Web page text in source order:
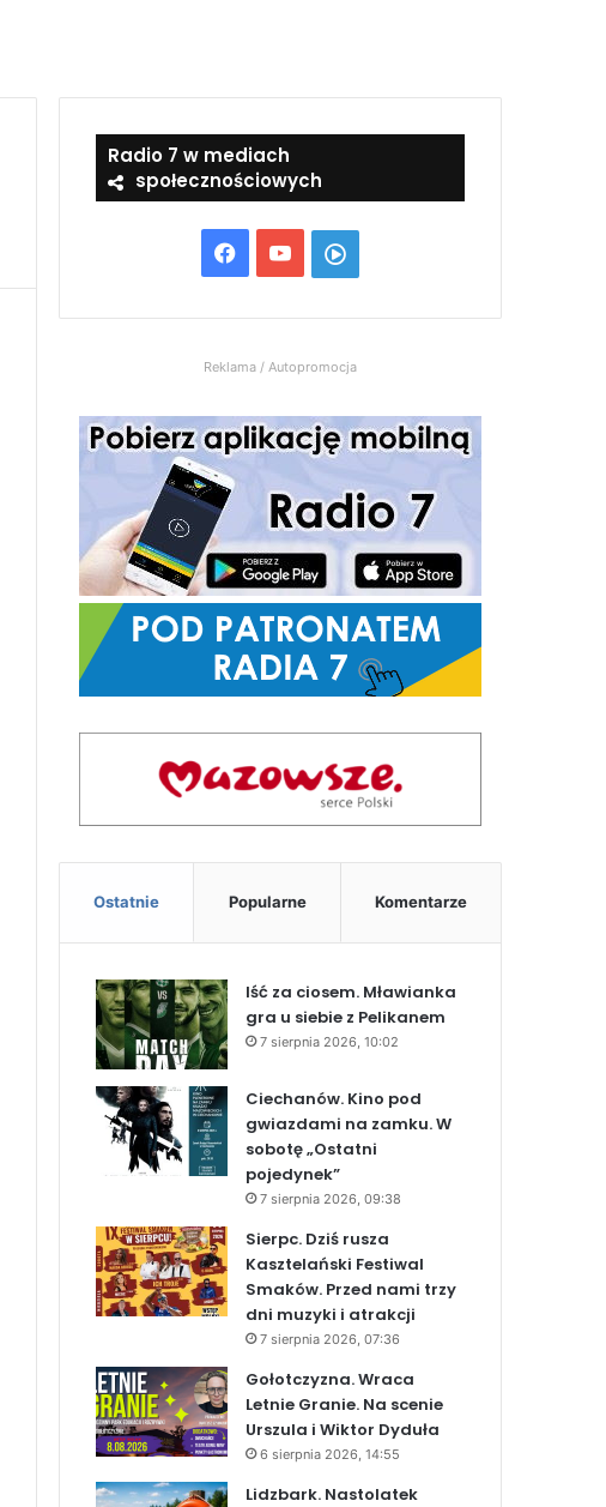
Radio 7 w mediach
społecznościowych
Facebook
YouTubeWłącz
Reklama / Autopromocja
Ostatnie Popularne Komentarze
Iść za ciosem. Mławianka
gra u siebie z Pelikanem
7 sierpnia 2026, 10:02
Ciechanów. Kino pod
gwiazdami na zamku. W
sobotę „Ostatni
pojedynek”
7 sierpnia 2026, 09:38
Sierpc. Dziś rusza
Kasztelański Festiwal
Smaków. Przed nami trzy
dni muzyki i atrakcji
7 sierpnia 2026, 07:36
Gołotczyzna. Wraca
Letnie Granie. Na scenie
Urszula i Wiktor Dyduła
6 sierpnia 2026, 14:55
Lidzbark. Nastolatek